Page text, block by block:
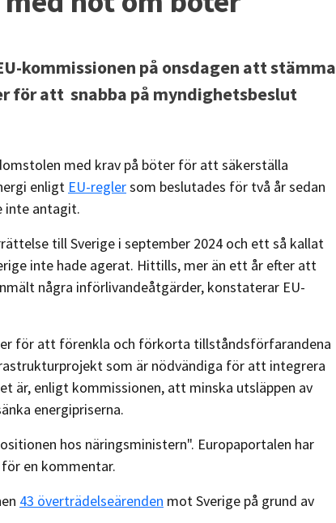
kommissionen på onsdagen att stämma
för att snabba på myndighetsbeslut
med krav på böter för att säkerställa
enligt EU-reglersom beslutades för två år sedan
inte antagit.
till Sverige i september 2024 och ett så kallat
inte hade agerat. Hittills, mer än ett år efter att
några införlivandeåtgärder, konstaterar EU-
för att förenkla och förkorta tillståndsförfarandena
som är nödvändiga för att integrera
är, enligt kommissionen, att minska utsläppen av
energipriserna.
hos näringsministern". Europaportalen har
en kommentar.
43 överträdelseärenden mot Sverige på grund av